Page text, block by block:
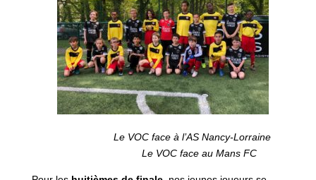
Le VOC face à l’AS Nancy-Lorraine
Le VOC face au Mans FC